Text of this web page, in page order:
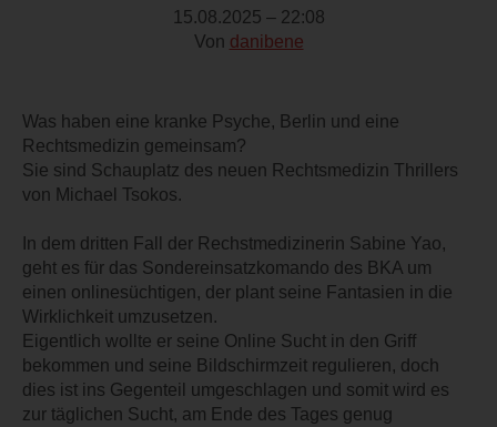
15.08.2025 – 22:08
Von danibene
Was haben eine kranke Psyche, Berlin und eine
Rechtsmedizin gemeinsam?
Sie sind Schauplatz des neuen Rechtsmedizin Thrillers
von Michael Tsokos.
In dem dritten Fall der Rechstmedizinerin Sabine Yao,
geht es für das Sondereinsatzkomando des BKA um
einen onlinesüchtigen, der plant seine Fantasien in die
Wirklichkeit umzusetzen.
Eigentlich wollte er seine Online Sucht in den Griff
bekommen und seine Bildschirmzeit regulieren, doch
dies ist ins Gegenteil umgeschlagen und somit wird es
zur täglichen Sucht, am Ende des Tages genug